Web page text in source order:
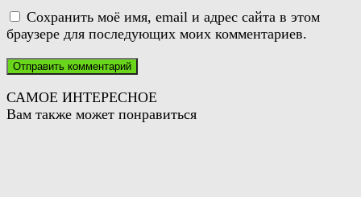
Сохранить моё имя, email и адрес сайта в этом
браузере для последующих моих комментариев.
САМОЕ ИНТЕРЕСНОЕ
Вам также может понравиться